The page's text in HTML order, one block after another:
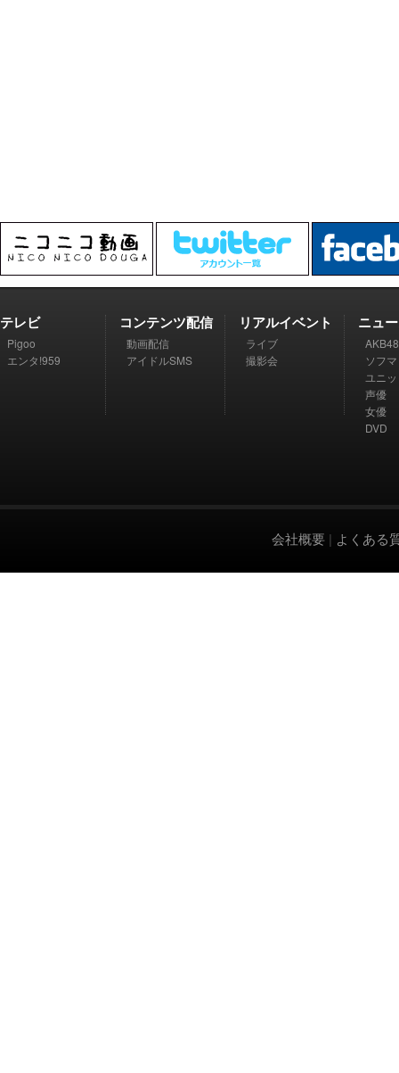
テレビ
Pigoo
エンタ!959
コンテンツ配信
動画配信
アイドルSMS
リアルイベント
ライブ
撮影会
ニュ
AKB48
ソフ
ユニ
声優
女優
DVD
会社概要 | よくある